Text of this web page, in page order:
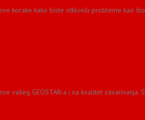
korake kako biste otklonili probleme kao
GEOSTAR-a i na kvalitet